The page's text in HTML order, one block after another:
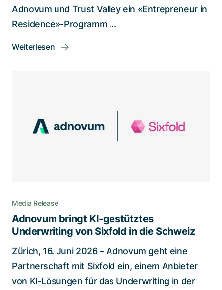
Adnovum und Trust Valley ein «Entrepreneur in
Residence»-Programm ...
Weiterlesen
Media Release
Adnovum bringt KI-gestütztes
Underwriting von Sixfold in die Schweiz
Zürich, 16. Juni 2026 – Adnovum geht eine
Partnerschaft mit Sixfold ein, einem Anbieter
von KI-Lösungen für das Underwriting in der